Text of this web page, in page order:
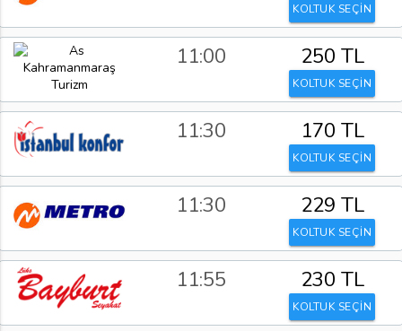
KOLTUK SEÇİN
11:00 250 TL
KOLTUK SEÇİN
11:30 170 TL
KOLTUK SEÇİN
11:30 229 TL
KOLTUK SEÇİN
11:55 230 TL
KOLTUK SEÇİN